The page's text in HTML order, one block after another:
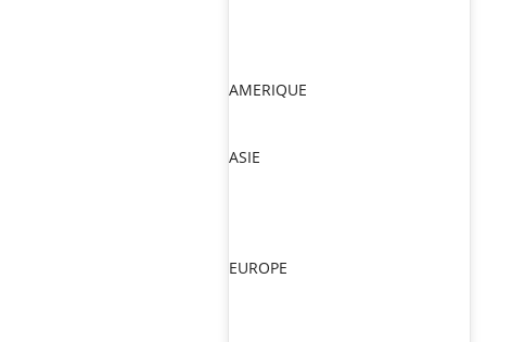
AMERIQUE
ASIE
EUROPE